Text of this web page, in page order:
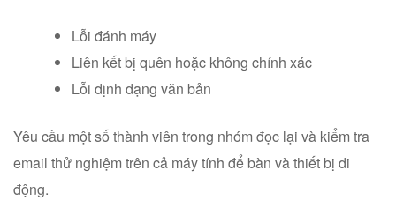
Lỗi đánh máy
Liên kết bị quên hoặc không chính xác
Lỗi định dạng văn bản
Yêu cầu một số thành viên trong nhóm đọc lại và kiểm tra
email thử nghiệm trên cả máy tính để bàn và thiết bị di
động.